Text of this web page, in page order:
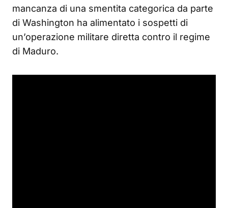
mancanza di una smentita categorica da parte
di Washington ha alimentato i sospetti di
un’operazione militare diretta contro il regime
di Maduro.